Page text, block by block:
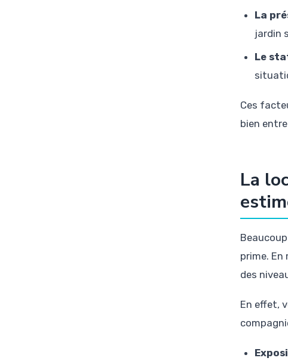
La
jardin
Le
Ces
bien
La
prime. En
des
En effet,